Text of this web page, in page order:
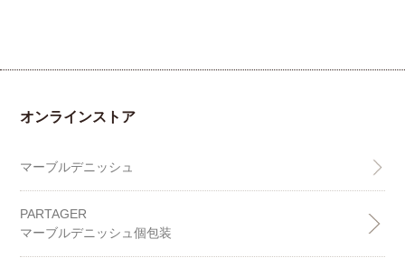
オンラインストア
マーブルデニッシュ
PARTAGER
マーブルデニッシュ個包装